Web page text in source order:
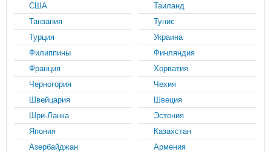
США
Таиланд
Танзания
Тунис
Турция
Украина
Филиппины
Финляндия
Франция
Хорватия
Черногория
Чехия
Швейцария
Швеция
Шри-Ланка
Эстония
Япония
Казахстан
Азербайджан
Армения